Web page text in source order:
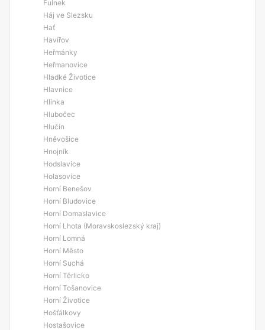
Fulnek
Háj ve Slezsku
Hať
Havířov
Heřmánky
Heřmanovice
Hladké Životice
Hlavnice
Hlinka
Hlubočec
Hlučín
Hněvošice
Hnojník
Hodslavice
Holasovice
Horní Benešov
Horní Bludovice
Horní Domaslavice
Horní Lhota (Moravskoslezský kraj)
Horní Lomná
Horní Město
Horní Suchá
Horní Těrlicko
Horní Tošanovice
Horní Životice
Hošťálkovy
Hostašovice